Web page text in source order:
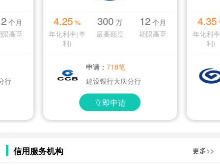
个月
限高至
行
4.25%
年化利率(单
利)
300 万
最高额度
12 个月
期限高至
申请：718笔
建设银行大庆分行
立即申请
4.35
年化利
利)
更多>>
信用服务机构